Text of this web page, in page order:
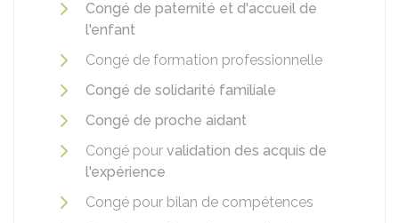
Congé de paternité et d'accueil de
l'enfant
Congé de formation professionnelle
Congé de solidarité familiale
Congé de proche aidant
Congé pour validation des acquis de
l'expérience
Congé pour bilan de compétences